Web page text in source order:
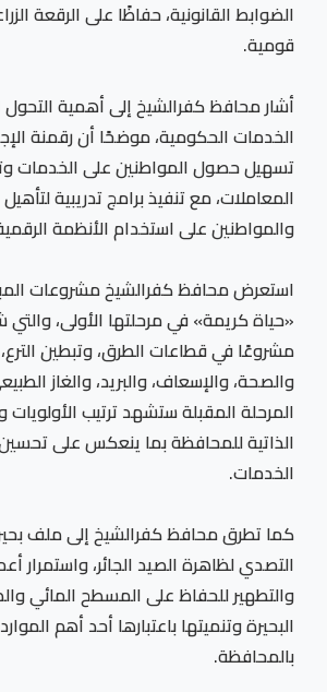
الضوابط القانونية، حفاظًا على الرقعة
قومية.
أشار محافظ كفرالشيخ إلى أهمية
الخدمات الحكومية، موضحًا أن رقمنة
تسهيل حصول المواطنين على الخدمات
المعاملات، مع تنفيذ برامج تدريبية
والمواطنين على استخدام الأنظمة
استعرض محافظ كفرالشيخ مشروعات
مشروعًا في قطاعات الطرق، وتبطين الترع،
والصحة، والإسعاف، والبريد، والغاز
المرحلة المقبلة ستشهد ترتيب الأولويات
الذاتية للمحافظة بما ينعكس على
الخدمات.
كما تطرق محافظ كفرالشيخ إلى ملف
التصدي لظاهرة الصيد الجائر، واستمرار
والتطهير للحفاظ على المسطح المائي
البحيرة وتنميتها باعتبارها أحد أهم
بالمحافظة.